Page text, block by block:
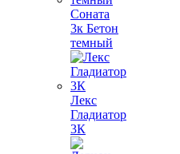
Соната
3к Бетон
темный
Лекс
Гладиатор
3К